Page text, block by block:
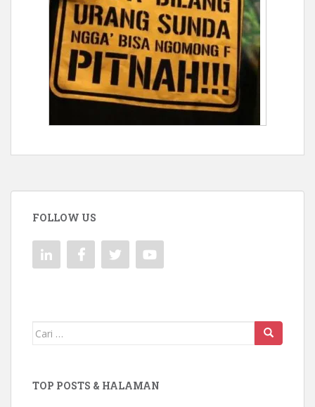
FOLLOW US
Mencari:
TOP POSTS & HALAMAN